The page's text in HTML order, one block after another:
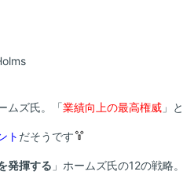
ムズ氏。「業績向上の最高権威」と
ト だそうです
発揮する 」ホームズ氏の12の戦略。